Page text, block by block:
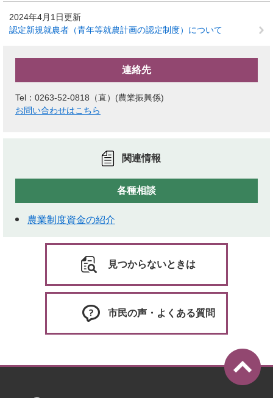
2024年4月1日更新
認定新規就農者（青年等就農計画の認定制度）について
連絡先
Tel：0263-52-0818（直）
農業振興係
お問い合わせはこちら
関連情報
各種相談
農業制度資金の紹介
見つからないときは
市民の声・よくある質問